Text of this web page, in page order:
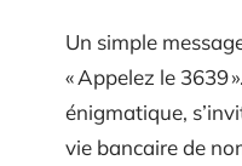
Un simple
« Appelez le 3639
énigmatique,
vie bancaire de